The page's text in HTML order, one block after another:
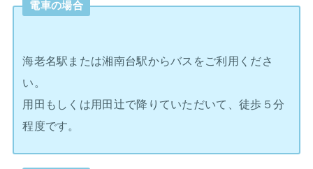
電車の場合
海老名駅または湘南台駅からバスをご利用くださ
い。
用田もしくは用田辻で降りていただいて、徒歩５分
程度です。